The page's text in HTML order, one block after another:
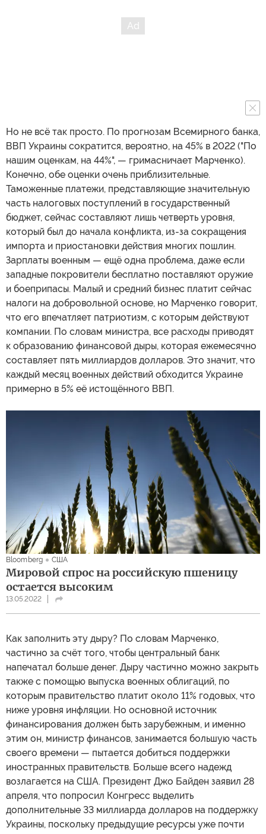
Но не всё так просто. По прогнозам Всемирного банка,
ВВП Украины сократится, вероятно, на 45% в 2022 ("По
нашим оценкам, на 44%", — гримасничает Марченко).
Конечно, обе оценки очень приблизительные.
Таможенные платежи, представляющие значительную
часть налоговых поступлений в государственный
бюджет, сейчас составляют лишь четверть уровня,
который был до начала конфликта, из-за сокращения
импорта и приостановки действия многих пошлин.
Зарплаты военным — ещё одна проблема, даже если
западные покровители бесплатно поставляют оружие
и боеприпасы. Малый и средний бизнес платит сейчас
налоги на добровольной основе, но Марченко говорит,
что его впечатляет патриотизм, с которым действуют
компании. По словам министра, все расходы приводят
к образованию финансовой дыры, которая ежемесячно
составляет пять миллиардов долларов. Это значит, что
каждый месяц военных действий обходится Украине
примерно в 5% её истощённого ВВП.
Bloomberg США
Мировой спрос на российскую пшеницу
остается высоким
13.05.2022
Как заполнить эту дыру? По словам Марченко,
частично за счёт того, чтобы центральный банк
напечатал больше денег. Дыру частично можно закрыть
также с помощью выпуска военных облигаций, по
которым правительство платит около 11% годовых, что
ниже уровня инфляции. Но основной источник
финансирования должен быть зарубежным, и именно
этим он, министр финансов, занимается большую часть
своего времени — пытается добиться поддержки
иностранных правительств. Больше всего надежд
возлагается на США. Президент Джо Байден заявил 28
апреля, что попросил Конгресс выделить
дополнительные 33 миллиарда долларов на поддержку
Украины, поскольку предыдущие ресурсы уже почти